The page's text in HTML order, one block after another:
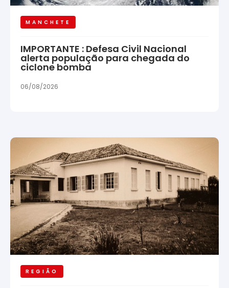
MANCHETE
IMPORTANTE : Defesa Civil Nacional
alerta população para chegada do
ciclone bomba
06/08/2026
REGIÃO